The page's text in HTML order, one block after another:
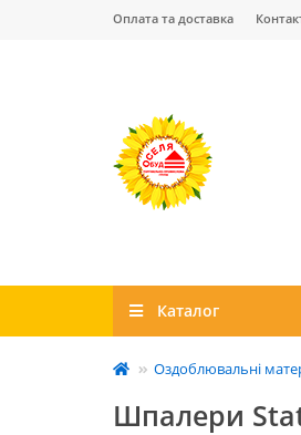
Оплата та доставка
Каталог
Оздоблювальні
Шпалери